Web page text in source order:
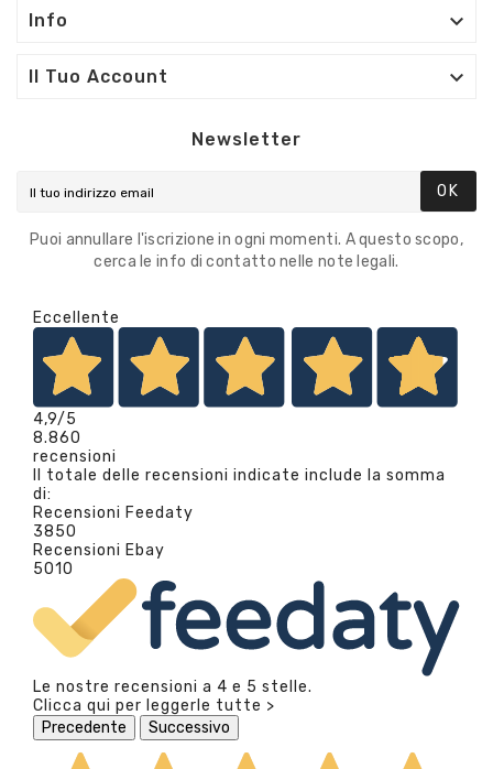
Info 
Il Tuo Account 
Newsletter
OK
Puoi annullare l'iscrizione in ogni momenti. A questo scopo,
cerca le info di contatto nelle note legali.
Eccellente
4,9/5
8.860
recensioni
Il totale delle recensioni indicate include la somma
di:
Recensioni Feedaty
3850
Recensioni Ebay
5010
Le nostre recensioni a 4 e 5 stelle.
Clicca qui per leggerle tutte >
Precedente
Successivo